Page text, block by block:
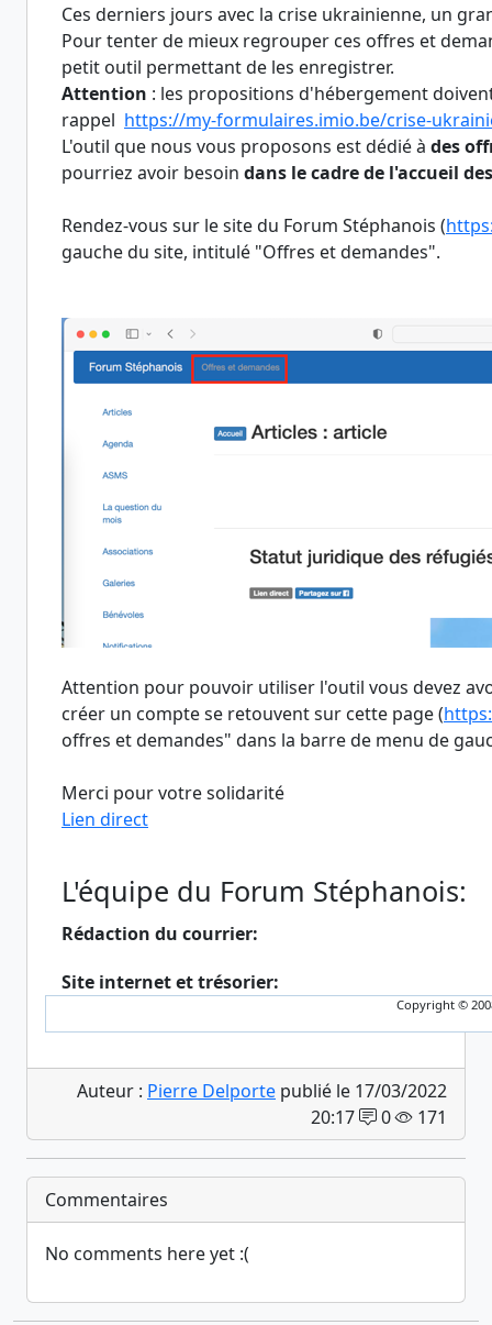
Ces derniers jours avec la crise ukrainienne, un
Pour tenter de mieux regrouper ces offres et
petit outil permettant de les enregistrer.
Attention : les propositions d'hébergement
rappel https://my-formulaires.imio.be/crise-
L'outil que nous vous proposons est dédié à des
pourriez avoir besoin dans le cadre de l'accueil
Rendez-vous sur le site du Forum Stéphanois (
gauche du site, intitulé "Offres et demandes".
Attention pour pouvoir utiliser l'outil vous devez
créer un compte se retouvent sur cette page (
offres et demandes" dans la barre de menu de
Merci pour votre solidarité
Lien direct
L'équipe du Forum Stéphanois:
Rédaction du courrier:
Site internet et trésorier:
Copyright ©
Auteur : Pierre Delporte publié le 17/03/2022
20:17
0 171
Commentaires
No comments here yet :(